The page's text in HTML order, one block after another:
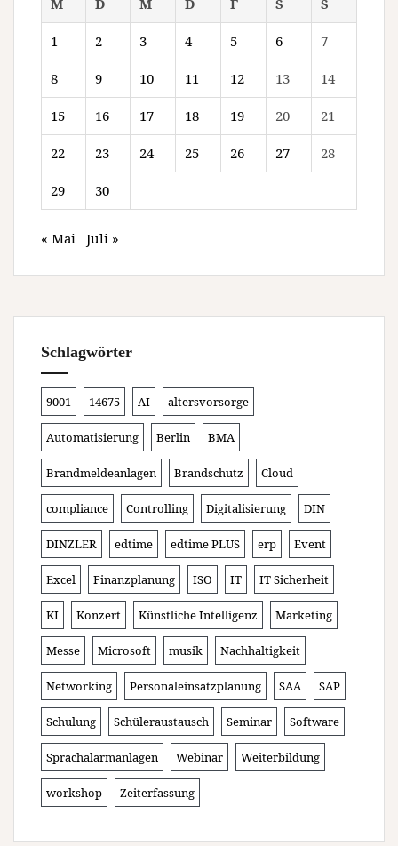
1 2 3 4 5 6 7
8 9 10 11 12 13 14
15 16 17 18 19 20 21
22 23 24 25 26 27 28
29 30
« Mai Juli »
Schlagwörter
9001 14675 AI altersvorsorge
Automatisierung Berlin BMA
Brandmeldeanlagen Brandschutz Cloud
compliance Controlling Digitalisierung DIN
DINZLER edtime edtime PLUS erp Event
Excel Finanzplanung ISO IT IT Sicherheit
KI Konzert Künstliche Intelligenz Marketing
Messe Microsoft musik Nachhaltigkeit
Networking Personaleinsatzplanung SAA SAP
Schulung Schüleraustausch Seminar Software
Sprachalarmanlagen Webinar Weiterbildung
workshop Zeiterfassung